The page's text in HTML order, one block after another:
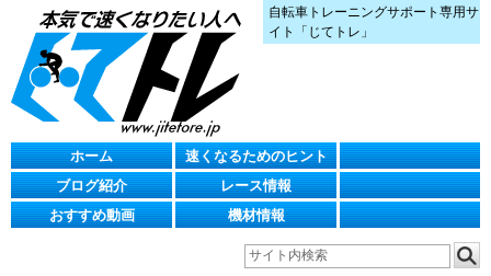
自転車トレーニングサポート専用サ
イト「じてトレ」
ホーム
速くなるためのヒント
ブログ紹介
レース情報
おすすめ動画
機材情報